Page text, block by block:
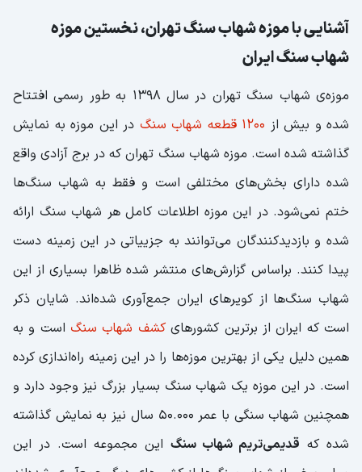
آشنایی با موزه شهاب سنگ تهران، نخستین موزه
شهاب سنگ ایران
موزه‌ی شهاب سنگ تهران در سال ۱۳۹۸ به طور رسمی افتتاح
شده و بیش از ۱۲۰۰ قطعه شهاب سنگ
در این موزه به نمایش
گذاشته شده است. موزه شهاب سنگ تهران که در برج آزادی واقع
شده دارای بخش‌های مختلفی است و فقط به شهاب سنگ‌ها
ختم نمی‌شود. در این موزه اطلاعات کامل هر شهاب سنگ ارائه
شده و بازدیدکنندگان می‌توانند به جزییاتی در این زمینه دست
پیدا کنند. براساس گزارش‌های منتشر شده ظاهرا بسیاری از این
شهاب سنگ‌ها از کویرهای ایران جمع‌آوری شده‌اند. شایان ذکر
است که ایران از برترین کشورهایکشف شهاب سنگ است و به
همین دلیل یکی از بهترین موزه‌ها را در این زمینه راه‌اندازی کرده
است. در این موزه یک شهاب سنگ بسیار بزرگ نیز وجود دارد و
همچنین شهاب سنگی با عمر ۵۰.۰۰۰ سال نیز به نمایش گذاشته
شده که قدیمی‌تریم شهاب سنگ این مجموعه است. در این